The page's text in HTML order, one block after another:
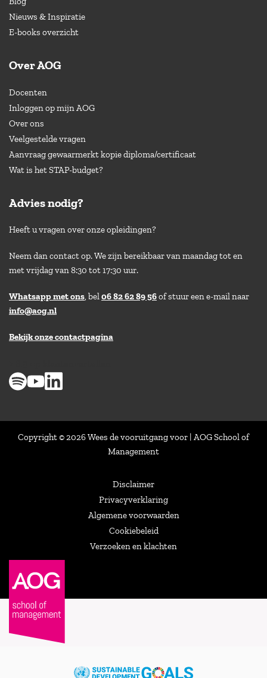
Nieuws & Inspiratie
E-books overzicht
Over AOG
Docenten
Inloggen op mijn AOG
Over ons
Veelgestelde vragen
Aanvraag gewaarmerkt kopie diploma/certificaat
Wat is het STAP-budget?
Advies nodig?
Heeft u vragen over onze opleidingen?
Neem dan contact op. We zijn bereikbaar van maandag tot en
met vrijdag van 8:30 tot 17:30 uur.
Whatsapp met ons, bel06 82 62 89 56of stuur een e-mail naar
info@aog.nl
Bekijk onze contactpagina
Copyright © 2026 Wees de vooruitgang voor | AOG School of
Management
Disclaimer
Privacyverklaring
Algemene voorwaarden
Cookiebeleid
Verzoeken en klachten